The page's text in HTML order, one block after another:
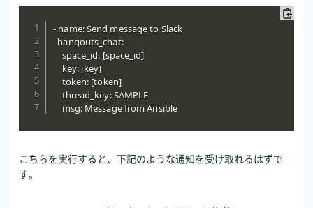
- name: Send message to Slack
  hangouts_chat:
    space_id: [space_id]
    key: [key]
    token: [token]
    thread_key: SAMPLE
    msg: Message from Ansible
こちらを実行すると、下記のような通知を受け取れるはずで
す。